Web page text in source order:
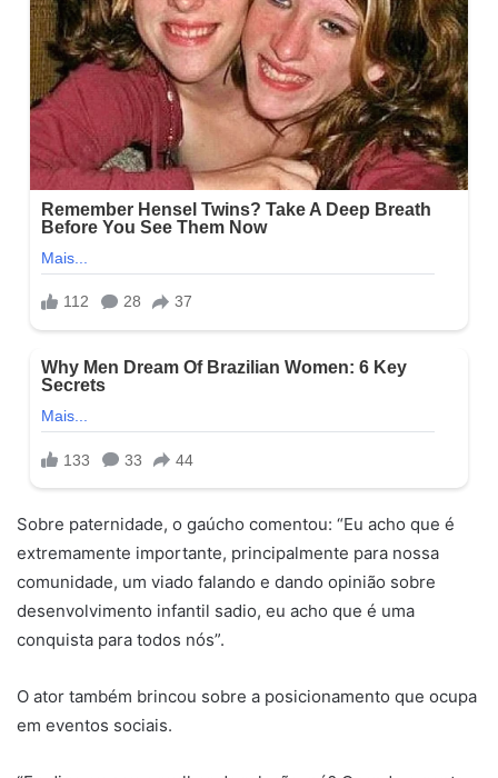
Sobre paternidade, o gaúcho comentou: “Eu acho que é
extremamente importante, principalmente para nossa
comunidade, um viado falando e dando opinião sobre
desenvolvimento infantil sadio, eu acho que é uma
conquista para todos nós”.
O ator também brincou sobre a posicionamento que ocupa
em eventos sociais.